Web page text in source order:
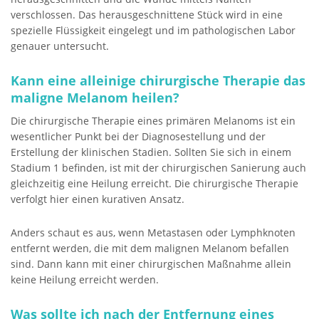
verschlossen. Das herausgeschnittene Stück wird in eine
spezielle Flüssigkeit eingelegt und im pathologischen Labor
genauer untersucht.
Kann eine alleinige chirurgische Therapie das
maligne Melanom heilen?
Die chirurgische Therapie eines primären Melanoms ist ein
wesentlicher Punkt bei der Diagnosestellung und der
Erstellung der klinischen Stadien. Sollten Sie sich in einem
Stadium 1 befinden, ist mit der chirurgischen Sanierung auch
gleichzeitig eine Heilung erreicht. Die chirurgische Therapie
verfolgt hier einen kurativen Ansatz.
Anders schaut es aus, wenn Metastasen oder Lymphknoten
entfernt werden, die mit dem malignen Melanom befallen
sind. Dann kann mit einer chirurgischen Maßnahme allein
keine Heilung erreicht werden.
Was sollte ich nach der Entfernung eines